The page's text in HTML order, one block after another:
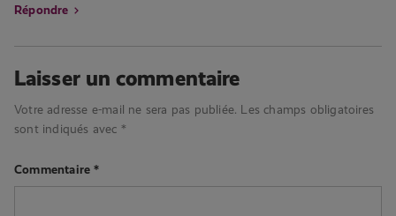
Répondre
Laisser un commentaire
Votre adresse e-mail ne sera pas publiée. Les champs obligatoires
sont indiqués avec *
Commentaire*